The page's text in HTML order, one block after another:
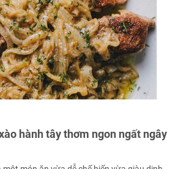
hành tây thơm ngon ngất ngây